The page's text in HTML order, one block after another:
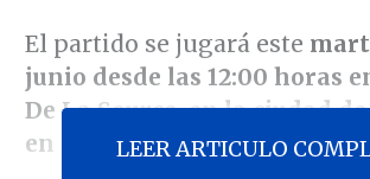
El partido se jugará este
junio desde las 12:00 horas
De La Source, en la ciudad
en Francia.LEER ARTICULO